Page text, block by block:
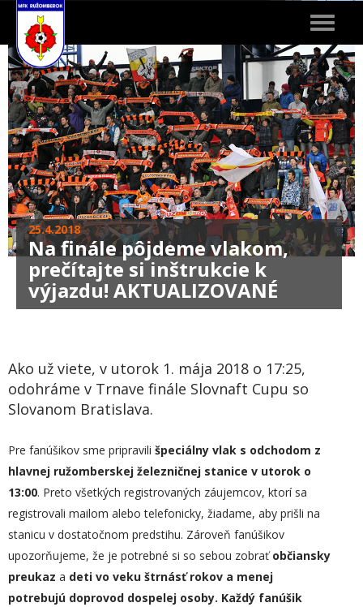
Toggle
25.4.2018
Na finále pôjdeme vlakom,
prečítajte si inštrukcie k
výjazdu! AKTUALIZOVANÉ
Ako už viete, v utorok 1. mája 2018 o 17:25,
odohráme v Trnave finále Slovnaft Cupu so
Slovanom Bratislava.
Pre fanúšikov sme pripravili špeciálny vlak s odchodom z
hlavnej ružomberskej železničnej stanice v utorok o
13:00. Preto všetkých registrovaných záujemcov, ktorí sa
registrovali mailom alebo telefonicky, žiadame, aby prišli na
stanicu v dostatočnom predstihu. Zároveň fanúšikov
upozorňujeme, že je potrebné si so sebou zobraťobčiansky
preukaz a deti vo veku štrnásť rokov a menej
potrebujú doprovod dospelej osoby. Každý fanúšik